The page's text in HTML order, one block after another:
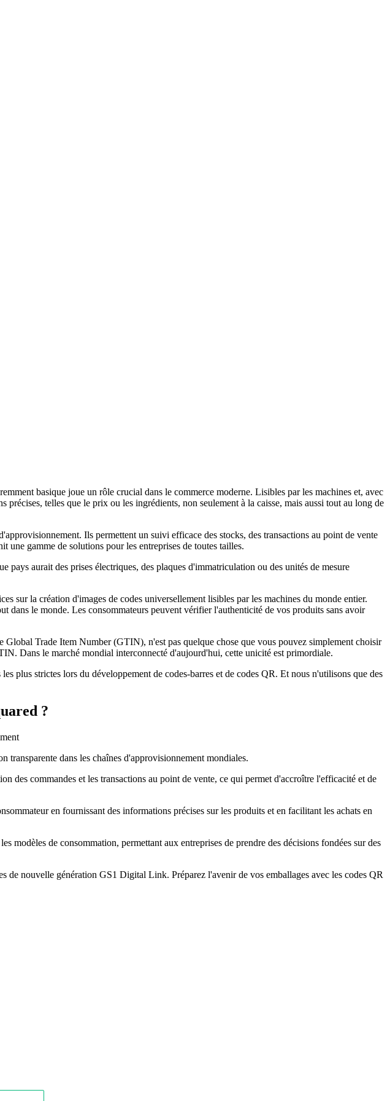
basique joue un rôle crucial dans le commerce moderne. Lisibles par les machines et, avec
telles que le prix ou les ingrédients, non seulement à la caisse, mais aussi tout au long de
Ils permettent un suivi efficace des stocks, des transactions au point de vente
une gamme de solutions pour les entreprises de toutes tailles.
aurait des prises électriques, des plaques d'immatriculation ou des unités de mesure
sur la création d'images de codes universellement lisibles par les machines du monde entier.
dans le monde. Les consommateurs peuvent vérifier l'authenticité de vos produits sans avoir
Trade Item Number (GTIN), n'est pas quelque chose que vous pouvez simplement choisir
Dans le marché mondial interconnecté d'aujourd'hui, cette unicité est primordiale.
plus strictes lors du développement de codes-barres et de codes QR. Et nous n'utilisons que des
?
transparente dans les chaînes d'approvisionnement mondiales.
des commandes et les transactions au point de vente, ce qui permet d'accroître l'efficacité et de
en fournissant des informations précises sur les produits et en facilitant les achats en
modèles de consommation, permettant aux entreprises de prendre des décisions fondées sur des
de nouvelle génération GS1 Digital Link. Préparez l'avenir de vos emballages avec les codes QR